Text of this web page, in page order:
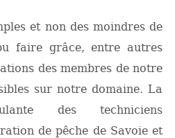
et non des moindres de
faire grâce, entre autres
des membres de notre
sur notre domaine. La
des techniciens
de pêche de Savoie et